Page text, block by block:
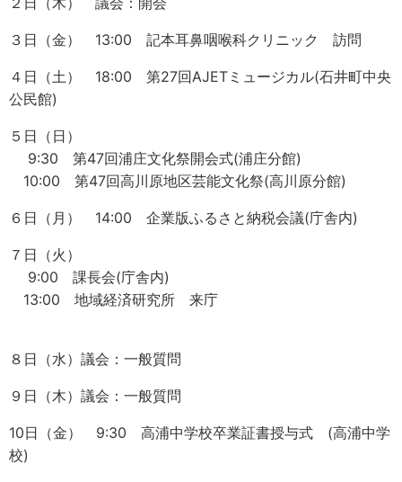
３日（金） 13:00 記本耳鼻咽喉科クリニック 訪問
４日（土） 18:00 第27回AJETミュージカル(石井町中央
公民館)
５日（日）
9:30 第47回浦庄文化祭開会式(浦庄分館)
10:00 第47回高川原地区芸能文化祭(高川原分館)
６日（月） 14:00 企業版ふるさと納税会議(庁舎内)
７日（火）
9:00 課長会(庁舎内)
13:00 地域経済研究所 来庁
８日（水）議会：一般質問
９日（木）議会：一般質問
10日（金） 9:30 高浦中学校卒業証書授与式 (高浦中学
校)